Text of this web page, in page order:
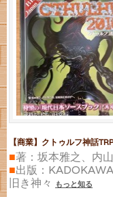
【商業】クトゥルフ神話
■著：坂本雅之、内
■出版：KADOKAWA
旧き神々
もっと知る